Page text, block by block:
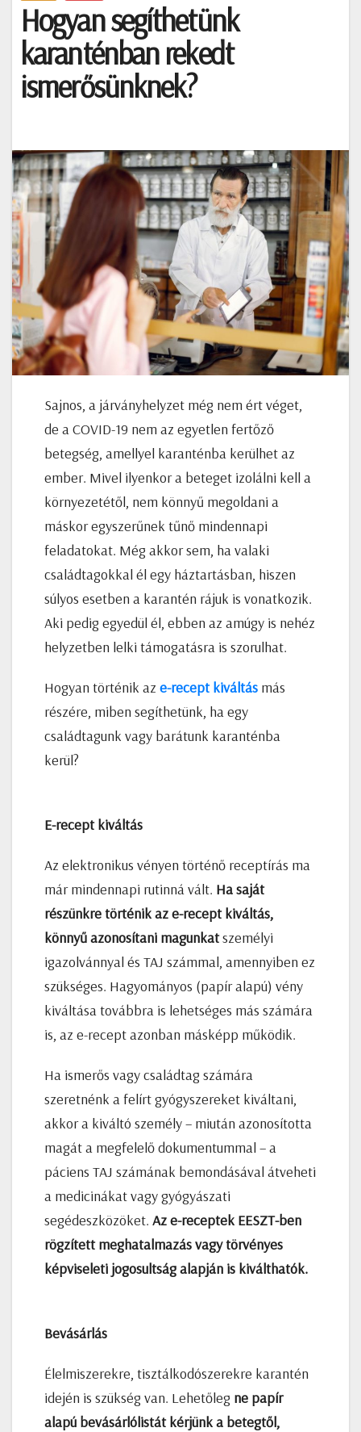
Hogyan segíthetünk
karanténban rekedt
ismerősünknek?
Sajnos, a járványhelyzet még nem ért véget,
de a COVID-19 nem az egyetlen fertőző
betegség, amellyel karanténba kerülhet az
ember. Mivel ilyenkor a beteget izolálni kell a
környezetétől, nem könnyű megoldani a
máskor egyszerűnek tűnő mindennapi
feladatokat. Még akkor sem, ha valaki
családtagokkal él egy háztartásban, hiszen
súlyos esetben a karantén rájuk is vonatkozik.
Aki pedig egyedül él, ebben az amúgy is nehéz
helyzetben lelki támogatásra is szorulhat.
Hogyan történik az e-recept kiváltás más
részére, miben segíthetünk, ha egy
családtagunk vagy barátunk karanténba
kerül?
E-recept kiváltás
Az elektronikus vényen történő receptírás ma
már mindennapi rutinná vált. Ha saját
részünkre történik az e-recept kiváltás,
könnyű azonosítani magunkatszemélyi
igazolvánnyal és TAJ számmal, amennyiben ez
szükséges. Hagyományos (papír alapú) vény
kiváltása továbbra is lehetséges más számára
is, az e-recept azonban másképp működik.
Ha ismerős vagy családtag számára
szeretnénk a felírt gyógyszereket kiváltani,
akkor a kiváltó személy – miután azonosította
magát a megfelelő dokumentummal – a
páciens TAJ számának bemondásával átveheti
a medicinákat vagy gyógyászati
segédeszközöket. Az e-receptek EESZT-ben
rögzített meghatalmazás vagy törvényes
képviseleti jogosultság alapján is kiválthatók.
Bevásárlás
Élelmiszerekre, tisztálkodószerekre karantén
idején is szükség van. Lehetőleg ne papír
alapú bevásárlólistát kérjünk a betegtől,